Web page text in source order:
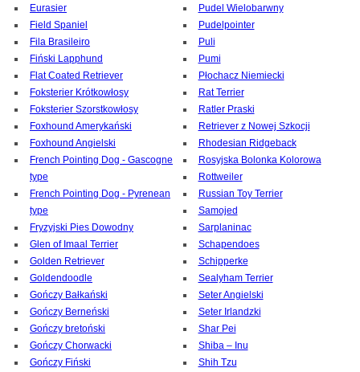
Eurasier
Field Spaniel
Fila Brasileiro
Fiński Lapphund
Flat Coated Retriever
Foksterier Krótkowłosy
Foksterier Szorstkowłosy
Foxhound Amerykański
Foxhound Angielski
French Pointing Dog - Gascogne
type
French Pointing Dog - Pyrenean
type
Fryzyjski Pies Dowodny
Glen of Imaal Terrier
Golden Retriever
Goldendoodle
Gończy Bałkański
Gończy Berneński
Gończy bretoński
Gończy Chorwacki
Gończy Fiński
Pudel Wielobarwny
Pudelpointer
Puli
Pumi
Płochacz Niemiecki
Rat Terrier
Ratler Praski
Retriever z Nowej Szkocji
Rhodesian Ridgeback
Rosyjska Bolonka Kolorowa
Rottweiler
Russian Toy Terrier
Samojed
Sarplaninac
Schapendoes
Schipperke
Sealyham Terrier
Seter Angielski
Seter Irlandzki
Shar Pei
Shiba – Inu
Shih Tzu